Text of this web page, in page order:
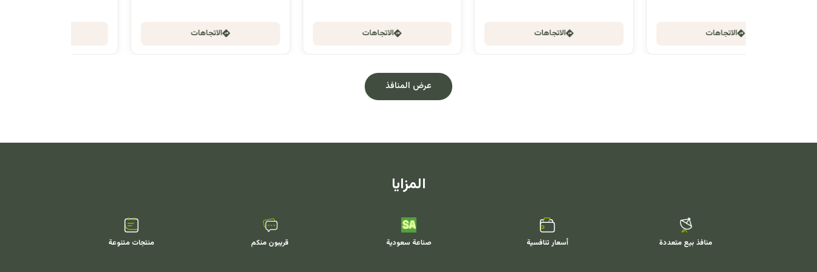
عرض المنافذ
المزايا
منافذ بيع متعددة أسعار تنافسية صناعة سعودية قريبون منكم منتجات متنوعة